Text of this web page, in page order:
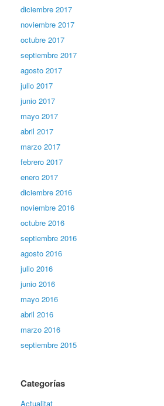
diciembre 2017
noviembre 2017
octubre 2017
septiembre 2017
agosto 2017
julio 2017
junio 2017
mayo 2017
abril 2017
marzo 2017
febrero 2017
enero 2017
diciembre 2016
noviembre 2016
octubre 2016
septiembre 2016
agosto 2016
julio 2016
junio 2016
mayo 2016
abril 2016
marzo 2016
septiembre 2015
Categorías
Actualitat